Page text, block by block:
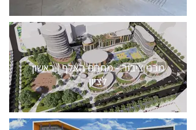
מבני ציבור - מתחם האלף | ראשון
לציון